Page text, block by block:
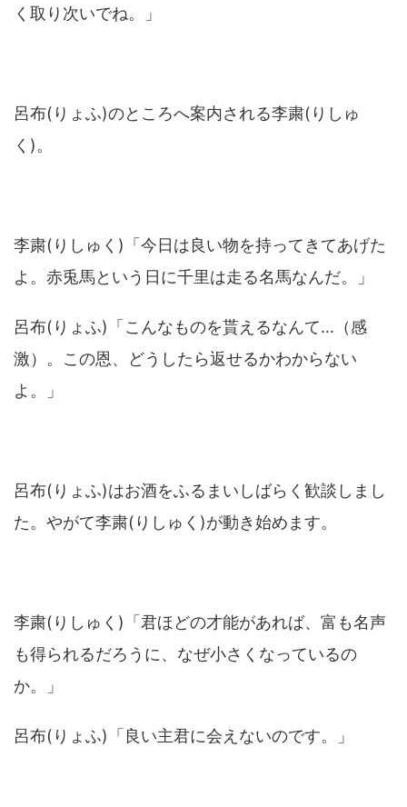
く取り次いでね。」
呂布(りょふ)のところへ案内される李粛(りしゅ
く)。
李粛(りしゅく)「今日は良い物を持ってきてあげた
よ。赤兎馬という日に千里は走る名馬なんだ。」
呂布(りょふ)「こんなものを貰えるなんて…（感
激）。この恩、どうしたら返せるかわからない
よ。」
呂布(りょふ)はお酒をふるまいしばらく歓談しまし
た。やがて李粛(りしゅく)が動き始めます。
李粛(りしゅく)「君ほどの才能があれば、富も名声
も得られるだろうに、なぜ小さくなっているの
か。」
呂布(りょふ)「良い主君に会えないのです。」